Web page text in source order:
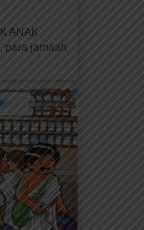
ANAK
para jamaah